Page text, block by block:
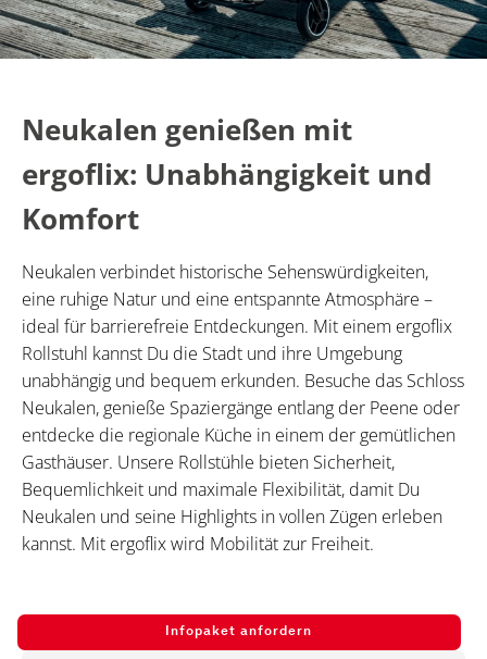
Neukalen genießen mit
ergoflix: Unabhängigkeit und
Komfort
Neukalen verbindet historische Sehenswürdigkeiten,
eine ruhige Natur und eine entspannte Atmosphäre –
ideal für barrierefreie Entdeckungen. Mit einem ergoflix
Rollstuhl kannst Du die Stadt und ihre Umgebung
unabhängig und bequem erkunden. Besuche das Schloss
Neukalen, genieße Spaziergänge entlang der Peene oder
entdecke die regionale Küche in einem der gemütlichen
Gasthäuser. Unsere Rollstühle bieten Sicherheit,
Bequemlichkeit und maximale Flexibilität, damit Du
Neukalen und seine Highlights in vollen Zügen erleben
kannst. Mit ergoflix wird Mobilität zur Freiheit.
Infopaket anfordern